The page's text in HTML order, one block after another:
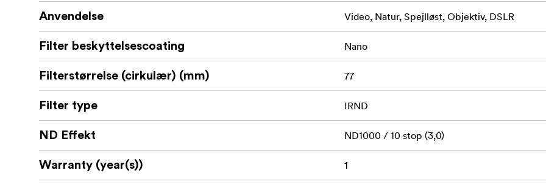
Ekstremt let at rengøre
Anvendelse Video, Natur, Spejlløst, Objektiv, DSLR
Filter beskyttelsescoating Nano
Filterstørrelse (cirkulær) (mm) 77
Filter type IRND
ND Effekt ND1000 / 10 stop (3,0)
Warranty (year(s)) 1